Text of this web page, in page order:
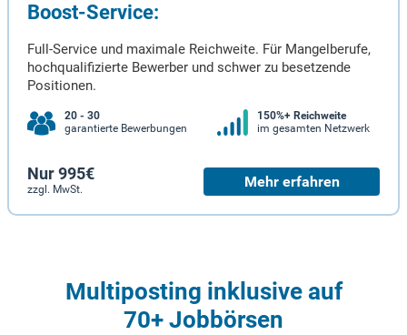
Boost-Service:
Full-Service und maximale Reichweite. Für Mangelberufe,
hochqualifizierte Bewerber und schwer zu besetzende
Positionen.
20 - 30
garantierte Bewerbungen
150%+ Reichweite
im gesamten Netzwerk
Nur 995€
zzgl. MwSt. Mehr erfahren
Multiposting inklusive auf
70+ Jobbörsen